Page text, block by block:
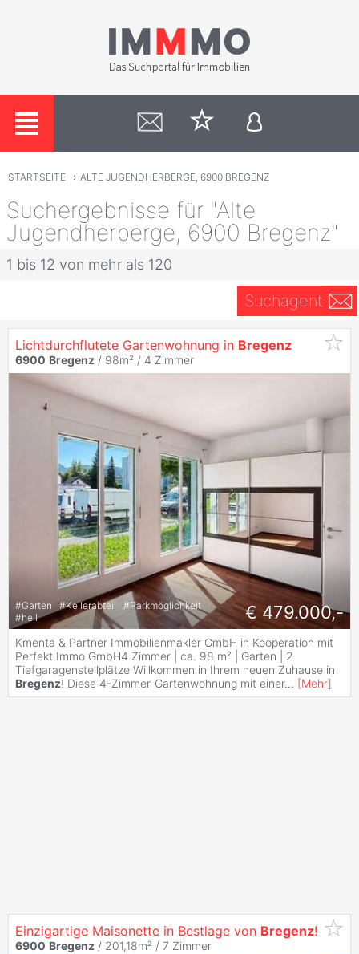
STARTSEITE › ALTE JUGENDHERBERGE, 6900 BREGENZ
Suchergebnisse für "Alte
Jugendherberge, 6900 Bregenz"
1 bis 12 von mehr als 120
Suchagent
Lichtdurchflutete Gartenwohnung in Bregenz
6900 Bregenz / 98m² / 4 Zimmer
#Garten #Kellerabteil #Parkmöglichkeit
#hell € 479.000,-
Kmenta & Partner Immobilienmakler GmbH in Kooperation mit
Perfekt Immo GmbH4 Zimmer | ca. 98 m² | Garten | 2
Tiefgaragenstellplätze Willkommen in Ihrem neuen Zuhause in
Bregenz! Diese 4-Zimmer-Gartenwohnung mit einer... [Mehr]
Einzigartige Maisonette in Bestlage von Bregenz!
6900 Bregenz / 201,18m² / 7 Zimmer